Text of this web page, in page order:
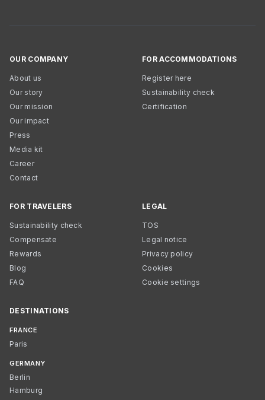
OUR COMPANY
About us
Our story
Our mission
Our impact
Press
Media kit
Career
Contact
FOR ACCOMMODATIONS
Register here
Sustainability check
Certification
FOR TRAVELERS
Sustainability check
Compensate
Rewards
Blog
FAQ
LEGAL
TOS
Legal notice
Privacy policy
Cookies
Cookie settings
DESTINATIONS
FRANCE
Paris
GERMANY
Berlin
Hamburg